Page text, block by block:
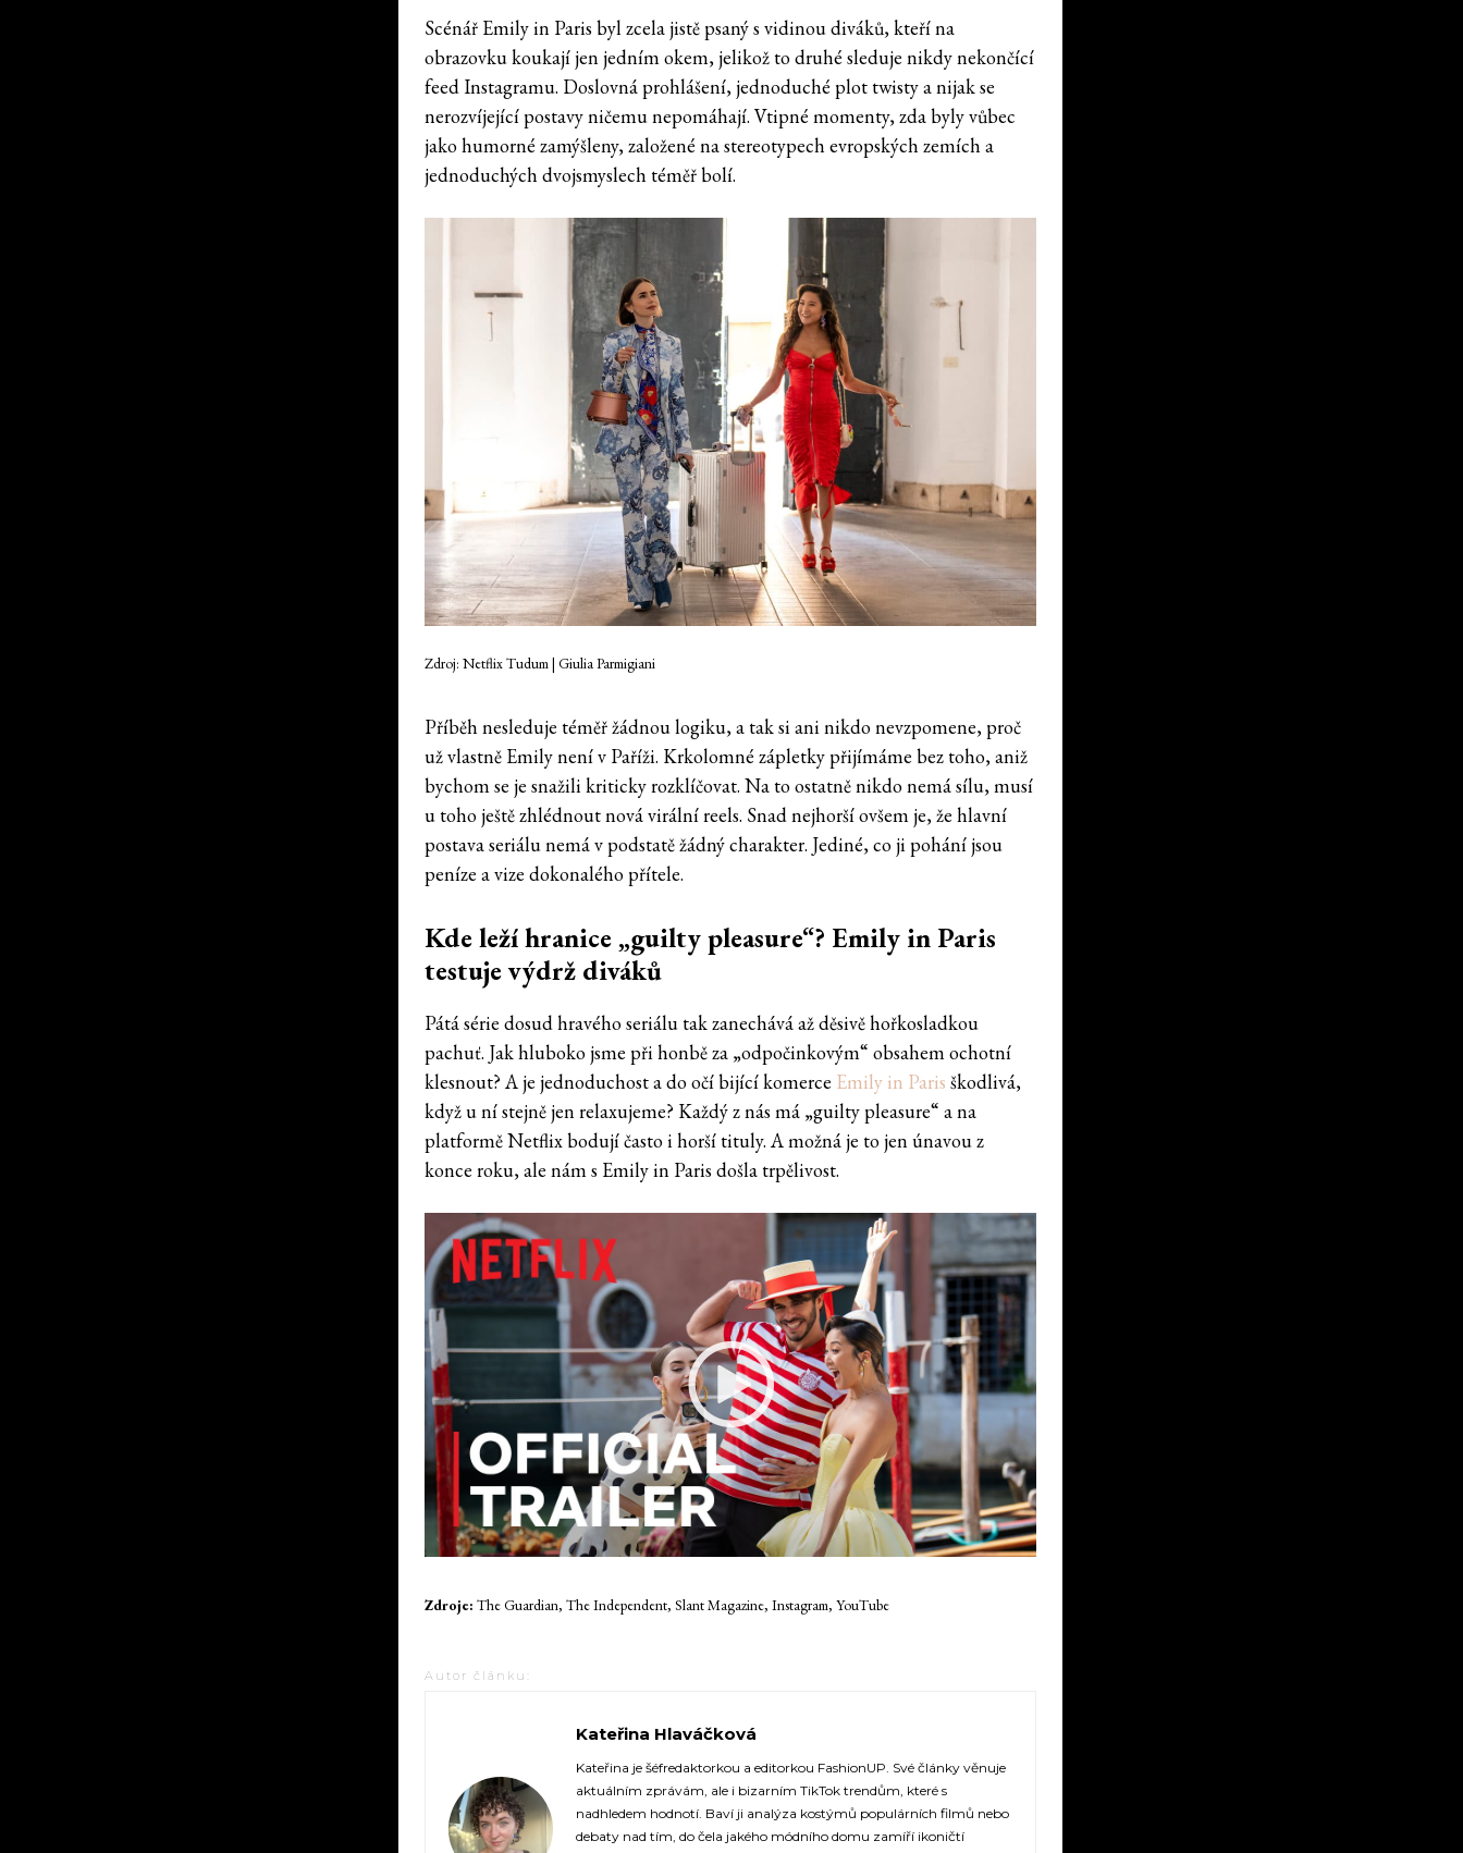
Scénář Emily in Paris byl zcela jistě psaný s vidinou diváků, kteří na
obrazovku koukají jen jedním okem, jelikož to druhé sleduje nikdy nekončící
feed Instagramu. Doslovná prohlášení, jednoduché plot twisty a nijak se
nerozvíjející postavy ničemu nepomáhají. Vtipné momenty, zda byly vůbec
jako humorné zamýšleny, založené na stereotypech evropských zemích a
jednoduchých dvojsmyslech téměř bolí.
Zdroj: Netflix Tudum | Giulia Parmigiani
Příběh nesleduje téměř žádnou logiku, a tak si ani nikdo nevzpomene, proč
už vlastně Emily není v Paříži. Krkolomné zápletky přijímáme bez toho, aniž
bychom se je snažili kriticky rozklíčovat. Na to ostatně nikdo nemá sílu, musí
u toho ještě zhlédnout nová virální reels. Snad nejhorší ovšem je, že hlavní
postava seriálu nemá v podstatě žádný charakter. Jediné, co ji pohání jsou
peníze a vize dokonalého přítele.
Kde leží hranice „guilty pleasure“? Emily in Paris
testuje výdrž diváků
Pátá série dosud hravého seriálu tak zanechává až děsivě hořkosladkou
pachuť. Jak hluboko jsme při honbě za „odpočinkovým“ obsahem ochotní
klesnout? A je jednoduchost a do očí bijící komerce Emily in Paris škodlivá,
když u ní stejně jen relaxujeme? Každý z nás má „guilty pleasure“ a na
platformě Netflix bodují často i horší tituly. A možná je to jen únavou z
konce roku, ale nám s Emily in Paris došla trpělivost.
Zdroje: The Guardian, The Independent, Slant Magazine, Instagram, YouTube
Autor článku:
Kateřina Hlaváčková
https://fashionup.cz/author/katerina-hlavackova/
Kateřina je šéfredaktorkou a editorkou FashionUP. Své články věnuje
aktuálním zprávám, ale i bizarním TikTok trendům, které s
nadhledem hodnotí. Baví ji analýza kostýmů populárních filmů nebo
debaty nad tím, do čela jakého módního domu zamíří ikoničtí